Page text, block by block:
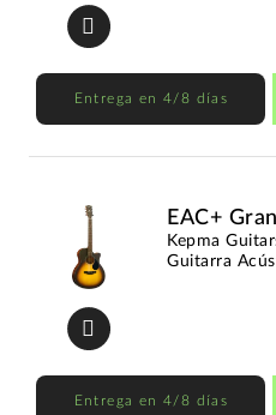
Entrega en 4/8 días
EAC+
Kepma
Guitarra
Entrega en 4/8 días